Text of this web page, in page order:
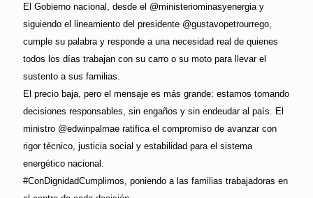
El Gobierno nacional, desde el @ministeriominasyenergia y
siguiendo el lineamiento del presidente @gustavopetrourrego,
cumple su palabra y responde a una necesidad real de quienes
todos los días trabajan con su carro o su moto para llevar el
sustento a sus familias.
El precio baja, pero el mensaje es más grande: estamos tomando
decisiones responsables, sin engaños y sin endeudar al país. El
ministro @edwinpalmae ratifica el compromiso de avanzar con
rigor técnico, justicia social y estabilidad para el sistema
energético nacional.
#ConDignidadCumplimos, poniendo a las familias trabajadoras en